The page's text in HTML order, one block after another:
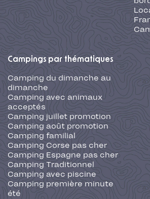
Campings par thématiques
Camping du dimanche au
dimanche
Camping avec animaux
acceptés
Camping juillet promotion
Camping août promotion
Camping familial
Camping Corse pas cher
Camping Espagne pas cher
Camping Traditionnel
Camping avec piscine
Camping première minute
été